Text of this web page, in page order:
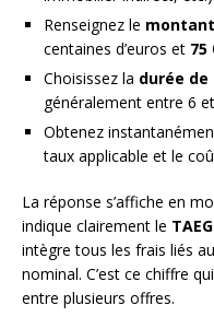
Renseignez le
centaines d’euros et 75
Choisissez la durée
généralement entre 6
Obtenez
taux applicable et le
La réponse s’affiche en
indique clairement le TAEG
intègre tous les frais liés
nominal. C’est ce chiffre
entre plusieurs offres.